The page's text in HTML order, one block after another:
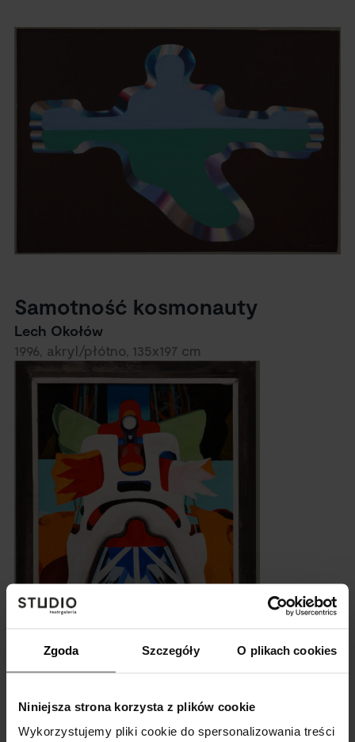
Zgoda Szczegóły O plikach cookies
Niniejsza strona korzysta z plików cookie
Wykorzystujemy pliki cookie do spersonalizowania treści
Samotność kosmonauty
Lech Okołów
1996, akryl/płótno, 135x197 cm
Kosmodrom
Lech Okołów